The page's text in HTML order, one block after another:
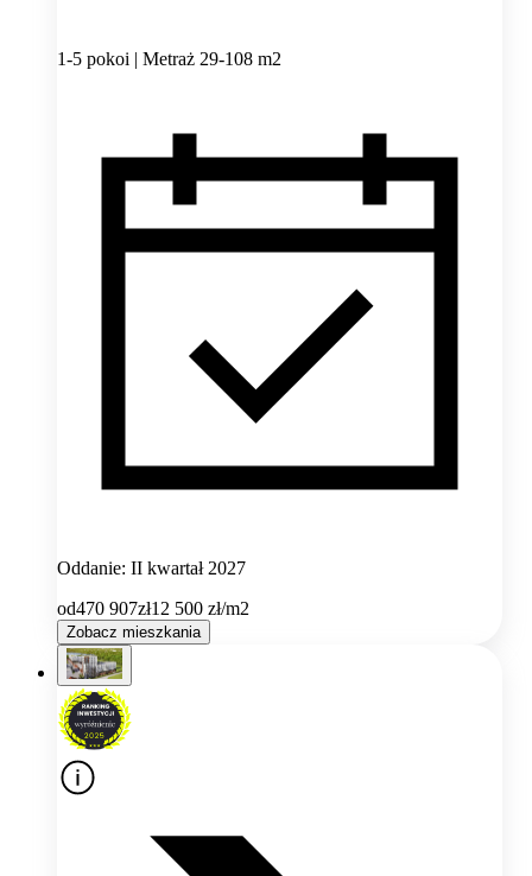
1-5 pokoi | Metraż 29-108 m2
Oddanie: II kwartał 2027
od470 907zł12 500 zł/m2
Zobacz mieszkania